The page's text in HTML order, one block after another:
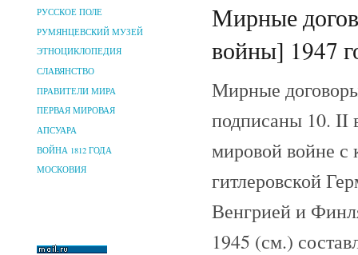
РУССКОЕ ПОЛЕ
РУМЯНЦЕВСКИЙ МУЗЕЙ
ЭТНОЦИКЛОПЕДИЯ
СЛАВЯНСТВО
ПРАВИТЕЛИ МИРА
ПЕРВАЯ МИРОВАЯ
АПСУАРА
ВОЙНА 1812 ГОДА
МОСКОВИЯ
Мирные
войны] 1947
Мирные
подписаны 10. II
мировой войне с
гитлеровской
Венгрией и
1945 (см.)